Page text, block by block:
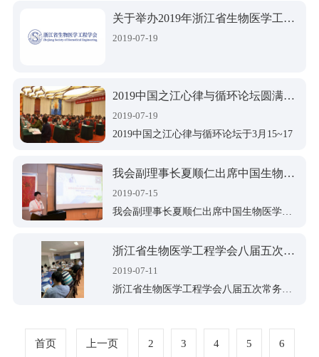
设备质量控制会议”在义乌三鼎开元名都大
酒店顺利召开。会议以“优质医疗装备管理
省级专家学习交流的机会，进一步提高基
层医疗机构医学工程人员的管理水平。
关于举办2019年浙江省生物医学工程学会临床医学工程专业委员会学术研讨会暨“浙中医疗设备质量控制会议”的通知
2019-07-19
2019中国之江心律与循环论坛圆满闭幕
2019-07-19
2019中国之江心律与循环论坛于3月15~17
从2006年开始，之江论坛已经走过了13个
年头。参会医生从最初100多人发展到现在
的800多人，专家学者遍布全国。从一个区
台。
我会副理事长夏顺仁出席中国生物医学工程学会地方学会联席沙龙并作大会发言
2019-07-15
我会副理事长夏顺仁出席中国生物医学工程学会地方学会联席沙龙并作大会发言
浙江省生物医学工程学会八届五次常务理事会顺利召开
2019-07-11
浙江省生物医学工程学会八届五次常务理事会顺利召开
首页 上一页 2 3 4 5 6